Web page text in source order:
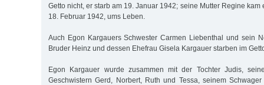
Getto nicht, er starb am 19. Januar 1942; seine Mutter Regine kam
18. Februar 1942, ums Leben.
Auch Egon Kargauers Schwester Carmen Liebenthal und sein
Bruder Heinz und dessen Ehefrau Gisela Kargauer starben im
Egon Kargauer wurde zusammen mit der Tochter Judis,
Geschwistern Gerd, Norbert, Ruth und Tessa, seinem